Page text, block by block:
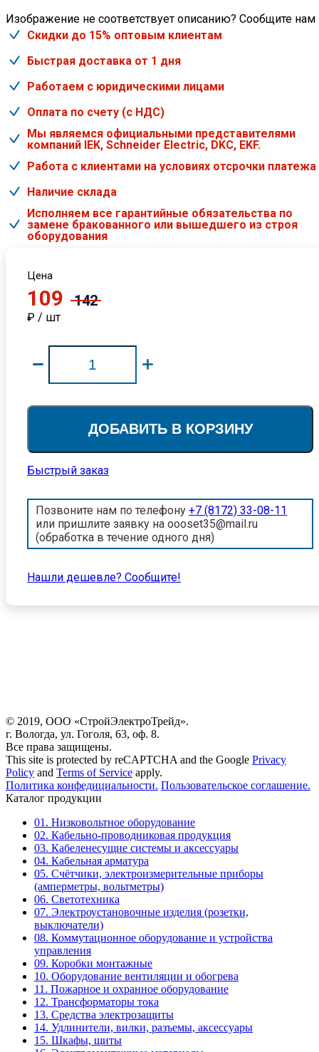
Изображение не соответствует описанию? Сообщите нам
Скидки до 15% оптовым клиентам
Быстрая доставка от 1 дня
Работаем с юридическими лицами
Оплата по счету (с НДС)
Мы являемся официальными представителями
компаний IEK, Schneider Electric, DKC, EKF.
Работа с клиентами на условиях отсрочки платежа
Наличие склада
Исполняем все гарантийные обязательства по
замене бракованного или вышедшего из строя
оборудования
Цена
109 142
₽ / шт
ДОБАВИТЬ В КОРЗИНУ
Быстрый заказ
Позвоните нам по телефону +7 (8172) 33-08-11
или пришлите заявку на oooset35@mail.ru
(обработка в течение одного дня)
Нашли дешевле? Cообщите!
© 2019, ООО «СтройЭлектроТрейд».
г. Вологда, ул. Гоголя, 63, оф. 8.
Все права защищены.
This site is protected by reCAPTCHA and the Google Privacy
Policy and Terms of Service apply.
Политика конфедициальности. Пользовательское соглашение.
Каталог продукции
01. Низковольтное оборудование
02. Кабельно-проводниковая продукция
03. Кабеленесущие системы и аксессуары
04. Кабельная арматура
05. Счётчики, электроизмерительные приборы
(амперметры, вольтметры)
06. Светотехника
07. Электроустановочные изделия (розетки,
выключатели)
08. Коммутационное оборудование и устройства
управления
09. Коробки монтажные
10. Оборудование вентиляции и обогрева
11. Пожарное и охранное оборудование
12. Трансформаторы тока
13. Средства электрозащиты
14. Удлинители, вилки, разъемы, аксессуары
15. Шкафы, щиты